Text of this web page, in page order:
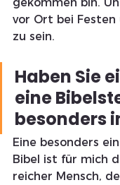
vor Ort bei
zu sein.
Haben Sie
eine
besonders
Eine besonders
Bibel ist für mich
reicher Mensch,